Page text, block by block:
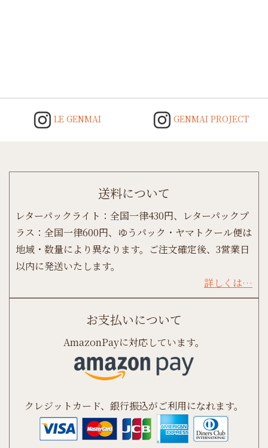
LE GENMAI GENMAI PROJECT
送料について
レターパックライト：全国一律430円、レターパックプ
ラス：全国一律600円、ゆうパック・ヤマトクール便は
地域・数量により異なります。ご注文確定後、3営業日
以内に発送いたします。
詳しくは…
お支払いについて
AmazonPayに対応しています。
クレジットカード、銀行振込がご利用になれます。